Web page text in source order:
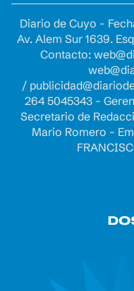
Diario de Cuyo -
Av. Alem Sur 1639.
Contacto:
/
264 5045343 -
Secretario de
Mario Romero -